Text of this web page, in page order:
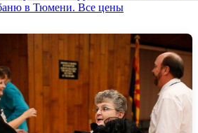
в Тюмени. Все цены